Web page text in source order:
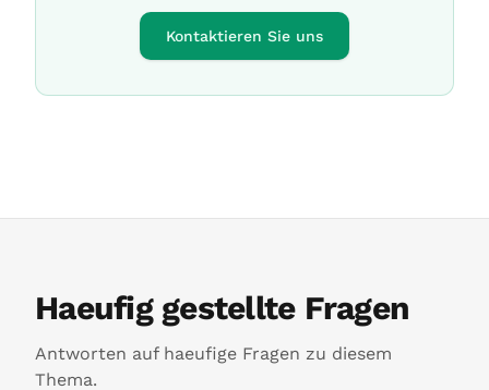
Kontaktieren Sie uns
Haeufig gestellte Fragen
Antworten auf haeufige Fragen zu diesem
Thema.